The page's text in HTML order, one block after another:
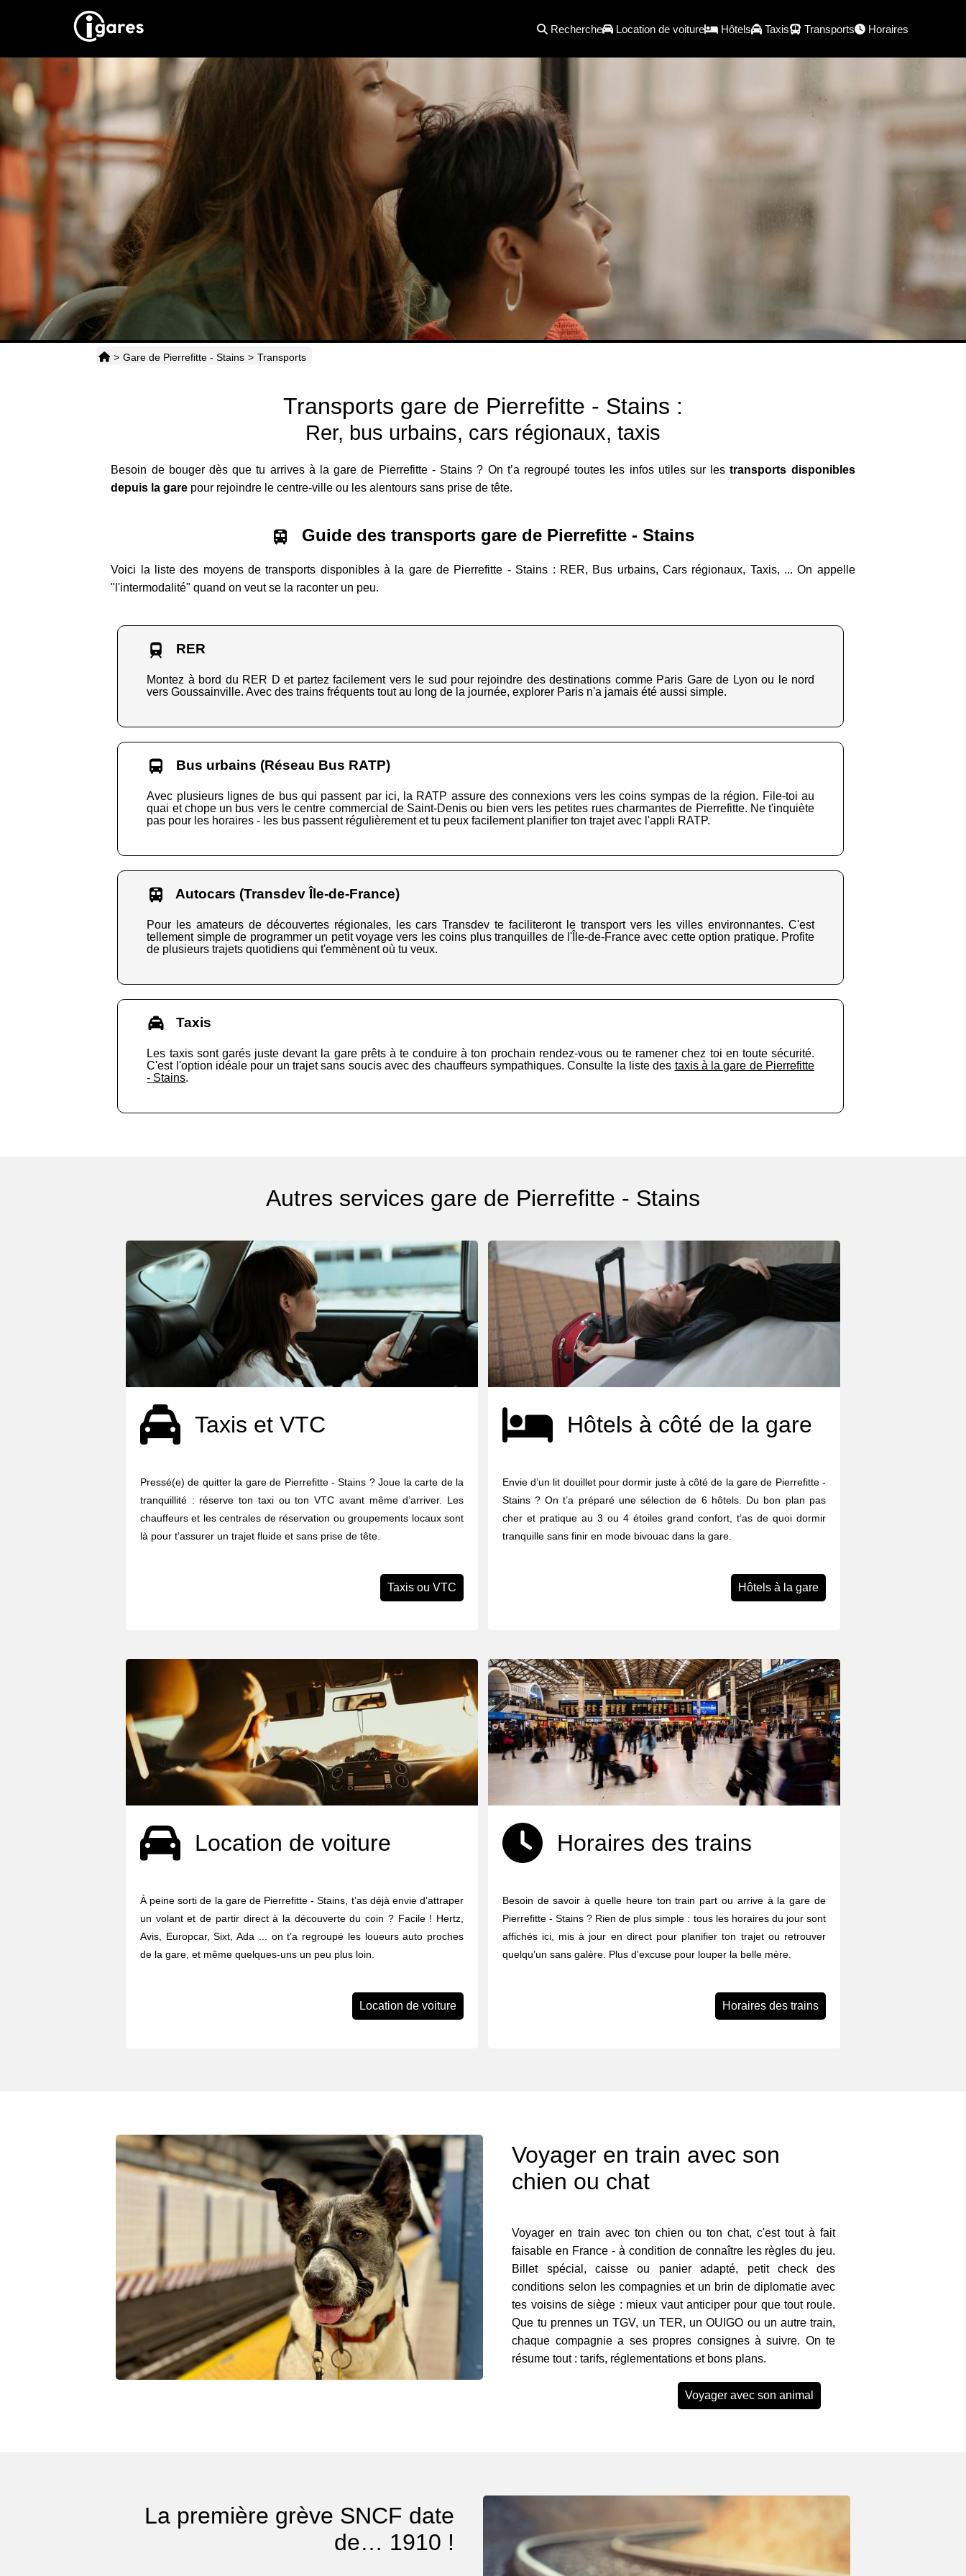
Recherche Location de voiture Hôtels Taxis Transports Horaires
> Gare de Pierrefitte - Stains > Transports
Transports gare de Pierrefitte - Stains :
Rer, bus urbains, cars régionaux, taxis
Besoin de bouger dès que tu arrives à la gare de Pierrefitte - Stains ? On t’a regroupé toutes les infos utiles sur lestransports disponibles
depuis la gare pour rejoindre le centre-ville ou les alentours sans prise de tête.
Guide des transports gare de Pierrefitte - Stains
Voici la liste des moyens de transports disponibles à la gare de Pierrefitte - Stains : RER, Bus urbains, Cars régionaux, Taxis, ... On appelle
"l'intermodalité" quand on veut se la raconter un peu.
RER
Montez à bord du RER D et partez facilement vers le sud pour rejoindre des destinations comme Paris Gare de Lyon ou le nord
vers Goussainville. Avec des trains fréquents tout au long de la journée, explorer Paris n'a jamais été aussi simple.
Bus urbains (Réseau Bus RATP)
Avec plusieurs lignes de bus qui passent par ici, la RATP assure des connexions vers les coins sympas de la région. File-toi au
quai et chope un bus vers le centre commercial de Saint-Denis ou bien vers les petites rues charmantes de Pierrefitte. Ne t'inquiète
pas pour les horaires - les bus passent régulièrement et tu peux facilement planifier ton trajet avec l'appli RATP.
Autocars (Transdev Île-de-France)
Pour les amateurs de découvertes régionales, les cars Transdev te faciliteront le transport vers les villes environnantes. C'est
tellement simple de programmer un petit voyage vers les coins plus tranquilles de l'Île-de-France avec cette option pratique. Profite
de plusieurs trajets quotidiens qui t'emmènent où tu veux.
Taxis
Les taxis sont garés juste devant la gare prêts à te conduire à ton prochain rendez-vous ou te ramener chez toi en toute sécurité.
C'est l'option idéale pour un trajet sans soucis avec des chauffeurs sympathiques. Consulte la liste des taxis à la gare de Pierrefitte
- Stains.
Autres services gare de Pierrefitte - Stains
Taxis et VTC
Pressé(e) de quitter la gare de Pierrefitte - Stains ? Joue la carte de la
tranquillité : réserve ton taxi ou ton VTC avant même d’arriver. Les
chauffeurs et les centrales de réservation ou groupements locaux sont
là pour t’assurer un trajet fluide et sans prise de tête.
Taxis ou VTC
Hôtels à côté de la gare
Envie d’un lit douillet pour dormir juste à côté de la gare de Pierrefitte -
Stains ? On t’a préparé une sélection de 6 hôtels. Du bon plan pas
cher et pratique au 3 ou 4 étoiles grand confort, t’as de quoi dormir
tranquille sans finir en mode bivouac dans la gare.
Hôtels à la gare
Location de voiture
À peine sorti de la gare de Pierrefitte - Stains, t’as déjà envie d’attraper
un volant et de partir direct à la découverte du coin ? Facile ! Hertz,
Avis, Europcar, Sixt, Ada ... on t’a regroupé les loueurs auto proches
de la gare, et même quelques-uns un peu plus loin.
Location de voiture
Horaires des trains
Besoin de savoir à quelle heure ton train part ou arrive à la gare de
Pierrefitte - Stains ? Rien de plus simple : tous les horaires du jour sont
affichés ici, mis à jour en direct pour planifier ton trajet ou retrouver
quelqu’un sans galère. Plus d'excuse pour louper la belle mère.
Horaires des trains
Voyager en train avec son
chien ou chat
Voyager en train avec ton chien ou ton chat, c'est tout à fait
faisable en France - à condition de connaître les règles du jeu.
Billet spécial, caisse ou panier adapté, petit check des
conditions selon les compagnies et un brin de diplomatie avec
tes voisins de siège : mieux vaut anticiper pour que tout roule.
Que tu prennes un TGV, un TER, un OUIGO ou un autre train,
chaque compagnie a ses propres consignes à suivre. On te
résume tout : tarifs, réglementations et bons plans.
Voyager avec son animal
La première grève SNCF date
de… 1910 !